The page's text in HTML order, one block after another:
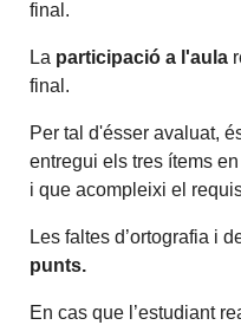
final.
La participació a l'aula
final.
Per tal d'ésser avaluat,
entregui els tres ítems
i que acompleixi el
Les faltes d’ortografia i
punts.
En cas que l’estudiant